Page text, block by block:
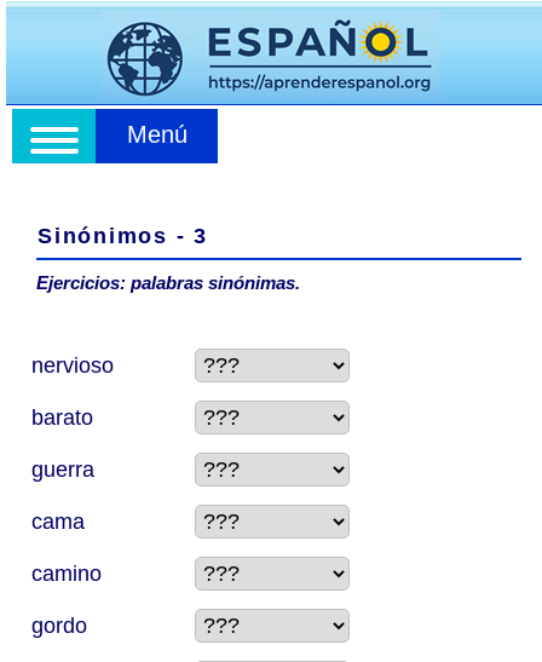
Menú
Sinónimos - 3
Ejercicios: palabras sinónimas.
nervioso
barato
guerra
cama
camino
gordo